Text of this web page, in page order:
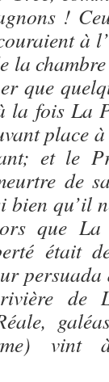
!
à
la
que
la fois La
place
et le
de
qu’il
que La
était
de
vint